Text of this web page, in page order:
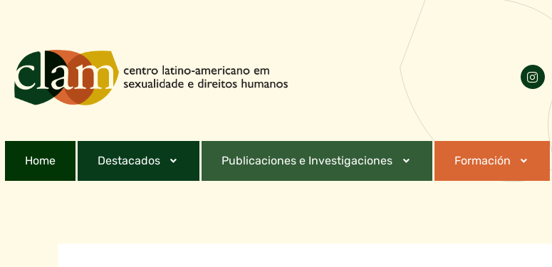
Home Destacados Publicaciones e Investigaciones Formación